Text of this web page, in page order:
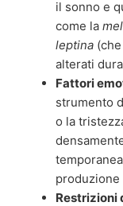
il sonno e
come la
leptina
alterati
Fattori
strumento
o la
Restrizioni